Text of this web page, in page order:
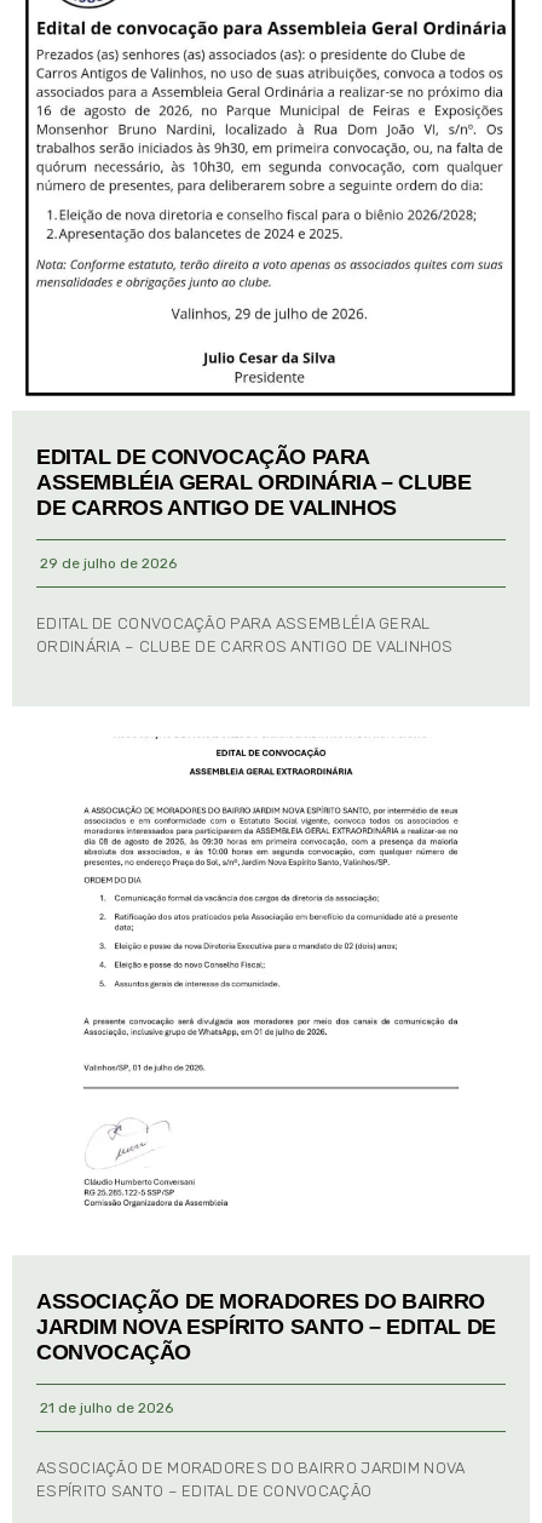
EDITAL DE CONVOCAÇÃO PARA
ASSEMBLÉIA GERAL ORDINÁRIA – CLUBE
DE CARROS ANTIGO DE VALINHOS
29 de julho de 2026
EDITAL DE CONVOCAÇÃO PARA ASSEMBLÉIA GERAL
ORDINÁRIA – CLUBE DE CARROS ANTIGO DE VALINHOS
ASSOCIAÇÃO DE MORADORES DO BAIRRO
JARDIM NOVA ESPÍRITO SANTO – EDITAL DE
CONVOCAÇÃO
21 de julho de 2026
ASSOCIAÇÃO DE MORADORES DO BAIRRO JARDIM NOVA
ESPÍRITO SANTO – EDITAL DE CONVOCAÇÃO